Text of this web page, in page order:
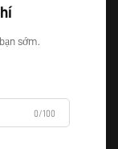
sớm.
0/100